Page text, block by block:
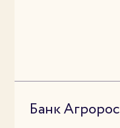
Банк Агророс